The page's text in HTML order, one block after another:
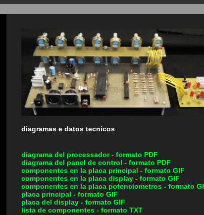
diagramas e datos tecnicos
diagrama del processador - formato PDF
diagrama del panel de control - formato PDF
componentes en la placa principal - formato GIF
componentes en la placa display - formato GIF
componentes en la placa potenciometros - formato
placa principal - formato GIF
placa del display - formato GIF
lista de componentes - formato TXT